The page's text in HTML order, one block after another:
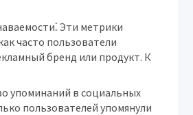
Эти метрики
часто пользователи
бренд или продукт. К
упоминаний в социальных
пользователей упомянули